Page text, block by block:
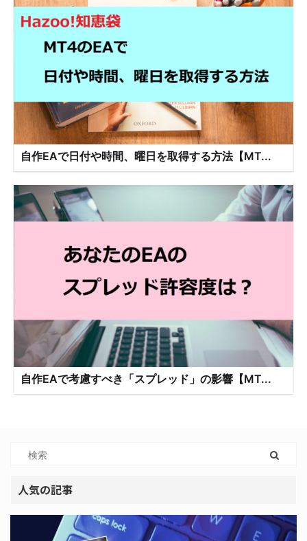
自作EAで日付や時間、曜日を取得する方法【MT...
自作EAで考慮すべき「スプレッド」の影響【MT...
人気の記事